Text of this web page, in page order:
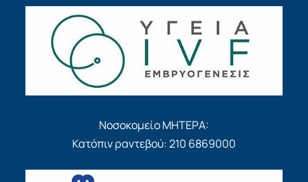
Νοσοκομείο ΜΗΤΕΡΑ:
Κατόπιν ραντεβού: 210 6869000